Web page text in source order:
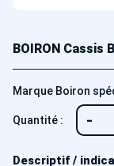
BOIRON
Marque Boiron
Quantité : -
Descriptif /